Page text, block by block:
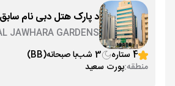
د پارک هتل دبی نام سابق
JAWHARA GARDENS
4 ستاره
3 شب با صبحانه(BB)
منطقه:پورت سعید